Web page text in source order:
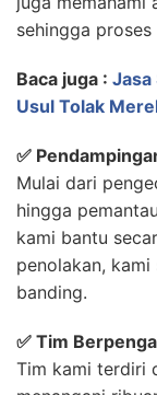
sehingga
Baca juga : Jasa
Usul Tolak
✅
Mulai dari
hingga
kami bantu
penolakan,
banding.
✅ Tim
Tim kami terdiri